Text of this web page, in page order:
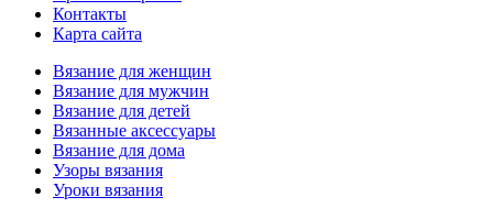
Контакты
Карта сайта
Вязание для женщин
Вязание для мужчин
Вязание для детей
Вязанные аксессуары
Вязание для дома
Узоры вязания
Уроки вязания